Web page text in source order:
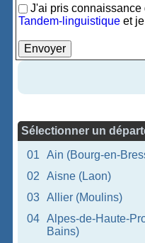
J'ai pris
Tandem-linguistique et
Sélectionner un
01
Ain (Bourg-en-
02
Aisne (Laon)
03
Allier (Moulins)
04
Alpes-de-Haute-
Bains)